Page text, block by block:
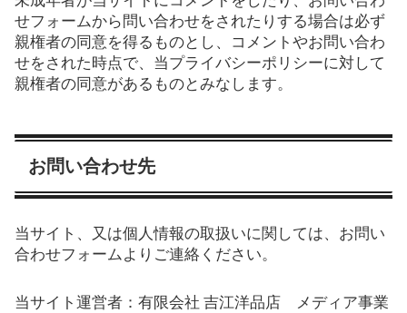
せフォームから問い合わせをされたりする場合は必ず
親権者の同意を得るものとし、コメントやお問い合わ
せをされた時点で、当プライバシーポリシーに対して
親権者の同意があるものとみなします。
お問い合わせ先
当サイト、又は個人情報の取扱いに関しては、お問い
合わせフォームよりご連絡ください。
当サイト運営者：有限会社 吉江洋品店 メディア事業